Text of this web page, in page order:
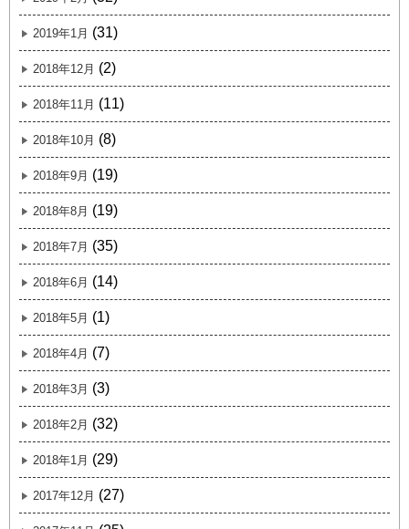
2019年1月 (31)
2018年12月 (2)
2018年11月 (11)
2018年10月 (8)
2018年9月 (19)
2018年8月 (19)
2018年7月 (35)
2018年6月 (14)
2018年5月 (1)
2018年4月 (7)
2018年3月 (3)
2018年2月 (32)
2018年1月 (29)
2017年12月 (27)